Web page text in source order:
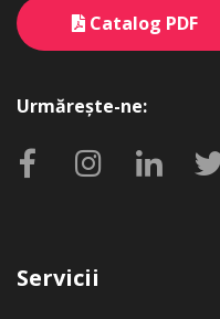
Catalog PDF
Urmărește-ne:
Servicii